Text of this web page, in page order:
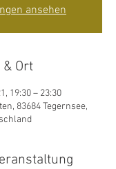
ansehen
& Ort
19:30 – 23:30
83684 Tegernsee,